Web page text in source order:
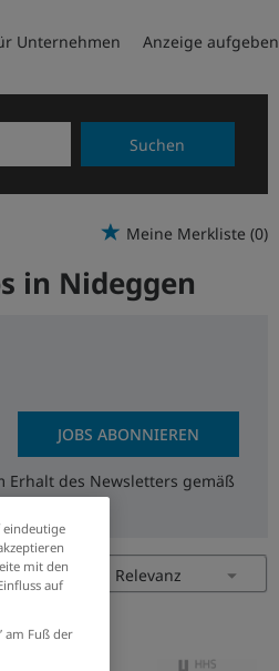
Unternehmen Anzeige aufgeben
Suchen
Meine Merkliste (0)
in Nideggen
JOBS ABONNIEREN
des Newsletters gemäß
d)
eindeutige
mit den
auf
am Fuß der